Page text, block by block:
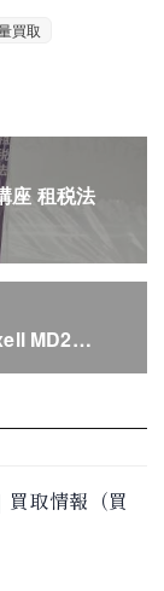
買取
座 租税法
MD2…
取情報（買